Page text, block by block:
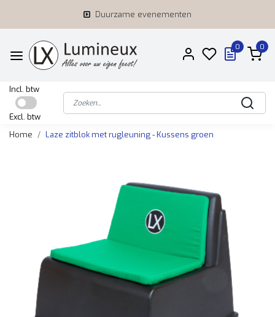
Duurzame evenementen
0 0
Incl. btw
Excl. btw
Home
Laze zitblok met rugleuning - Kussens groen